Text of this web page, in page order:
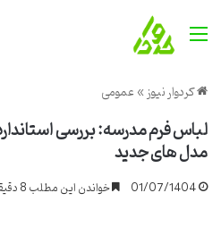
منو
کردوار نیوز»عمومی
لباس فرم مدرسه: بررسی
مدل های جدید
01/07/1404 خواندن این مطلب 8 دقیقه زمان میبرد